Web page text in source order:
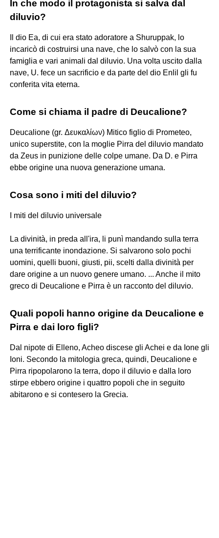
In che modo il protagonista si salva dal
diluvio?
Il dio Ea, di cui era stato adoratore a Shuruppak, lo
incaricò di costruirsi una nave, che lo salvò con la sua
famiglia e vari animali dal diluvio. Una volta uscito dalla
nave, U. fece un sacrificio e da parte del dio Enlil gli fu
conferita vita eterna.
Come si chiama il padre di Deucalione?
Deucalione (gr. Δευκαλίων) Mitico figlio di Prometeo,
unico superstite, con la moglie Pirra del diluvio mandato
da Zeus in punizione delle colpe umane. Da D. e Pirra
ebbe origine una nuova generazione umana.
Cosa sono i miti del diluvio?
I miti del diluvio universale
La divinità, in preda all'ira, li punì mandando sulla terra
una terrificante inondazione. Si salvarono solo pochi
uomini, quelli buoni, giusti, pii, scelti dalla divinità per
dare origine a un nuovo genere umano. ... Anche il mito
greco di Deucalione e Pirra è un racconto del diluvio.
Quali popoli hanno origine da Deucalione e
Pirra e dai loro figli?
Dal nipote di Elleno, Acheo discese gli Achei e da Ione gli
Ioni. Secondo la mitologia greca, quindi, Deucalione e
Pirra ripopolarono la terra, dopo il diluvio e dalla loro
stirpe ebbero origine i quattro popoli che in seguito
abitarono e si contesero la Grecia.